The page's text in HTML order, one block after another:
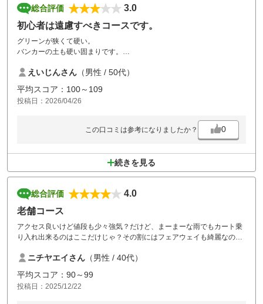
総合評価
3.0
初心者は遠慮すべきコースです。
グリーンが狭くて硬い。
バンカーの土も硬い固まりです。
コース平坦が多いのは良いが、全体的に狭い。
とにかく、グリーンに乗せるのも、乗ってからも難しいです。
えいじんさん （男性 / 50代）
平均スコア：100～109
投稿日：2026/04/26
この口コミは参考になりましたか？ 0
続きを見る
総合評価
4.0
老舗コース
アクセス良いけど値段も少々強気？だけど、まーまーな雨でもカート乗
り入れ出来るのはここだけじゃ？その割にはフェアウェイも綺麗なのは
ニチヤエイさん （男性 / 40代）
平均スコア：90～99
投稿日：2025/12/22